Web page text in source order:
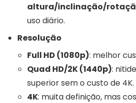
altura/inclinação/
uso diário.
Resolução
Full HD (1080p): melhor
Quad HD/2K (1440p):
superior sem o custo de 4K.
4K: muita definição, mas